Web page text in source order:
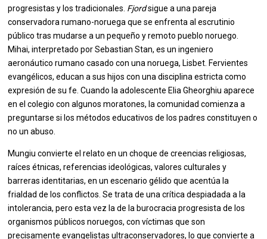
progresistas y los tradicionales. Fjordsigue a una pareja
conservadora rumano-noruega que se enfrenta al escrutinio
público tras mudarse a un pequeño y remoto pueblo noruego.
Mihai, interpretado por Sebastian Stan, es un ingeniero
aeronáutico rumano casado con una noruega, Lisbet. Fervientes
evangélicos, educan a sus hijos con una disciplina estricta como
expresión de su fe. Cuando la adolescente Elia Gheorghiu aparece
en el colegio con algunos moratones, la comunidad comienza a
preguntarse si los métodos educativos de los padres constituyen o
no un abuso.
Mungiu convierte el relato en un choque de creencias religiosas,
raíces étnicas, referencias ideológicas, valores culturales y
barreras identitarias, en un escenario gélido que acentúa la
frialdad de los conflictos. Se trata de una crítica despiadada a la
intolerancia, pero esta vez la de la burocracia progresista de los
organismos públicos noruegos, con víctimas que son
precisamente evangelistas ultraconservadores, lo que convierte a